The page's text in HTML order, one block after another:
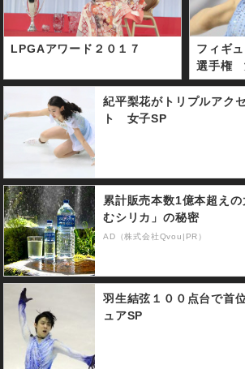
LPGAアワード２０１７
フィギ
選手権
紀平梨花がトリプルアク
ト 女子SP
累計販売本数1億本超え
むシリカ」の秘密
AD（株式会社Qvou|PR）
羽生結弦１００点台で首
ュアSP